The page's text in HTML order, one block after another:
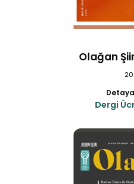
Olağan
Dergi